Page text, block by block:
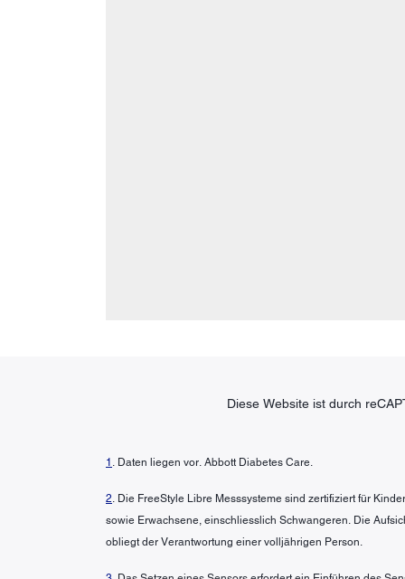
Diese Website ist durch
1 . Daten liegen vor. Abbott Diabetes Care.
2. Die FreeStyle Libre Messsysteme sind zertifiziert für
sowie Erwachsene, einschliesslich Schwangeren. Die
obliegt der Verantwortung einer volljährigen Person.